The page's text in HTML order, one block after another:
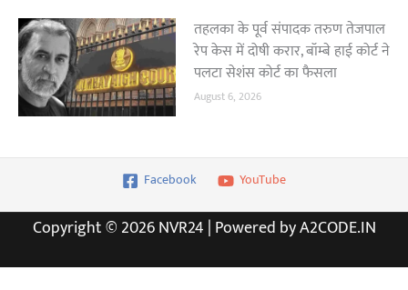
तहलका के पूर्व संपादक तरुण तेजपाल
रेप केस में दोषी करार, बॉम्बे हाई कोर्ट ने
पलटा सेशंस कोर्ट का फैसला
August 6, 2026
Facebook YouTube
Copyright © 2026 NVR24 | Powered by A2CODE.IN